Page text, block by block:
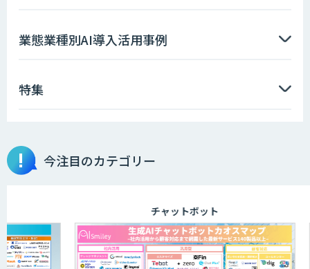
業態業種別AI導入活用事例
特集
今注目のカテゴリー
チャットボット